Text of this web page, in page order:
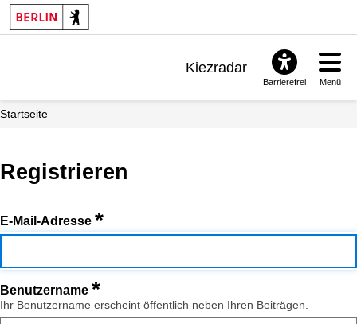
Kiezradar
Barrierefrei Menü
Startseite
Registrieren
E-Mail-Adresse *
Benutzername *
Ihr Benutzername erscheint öffentlich neben Ihren Beiträgen.